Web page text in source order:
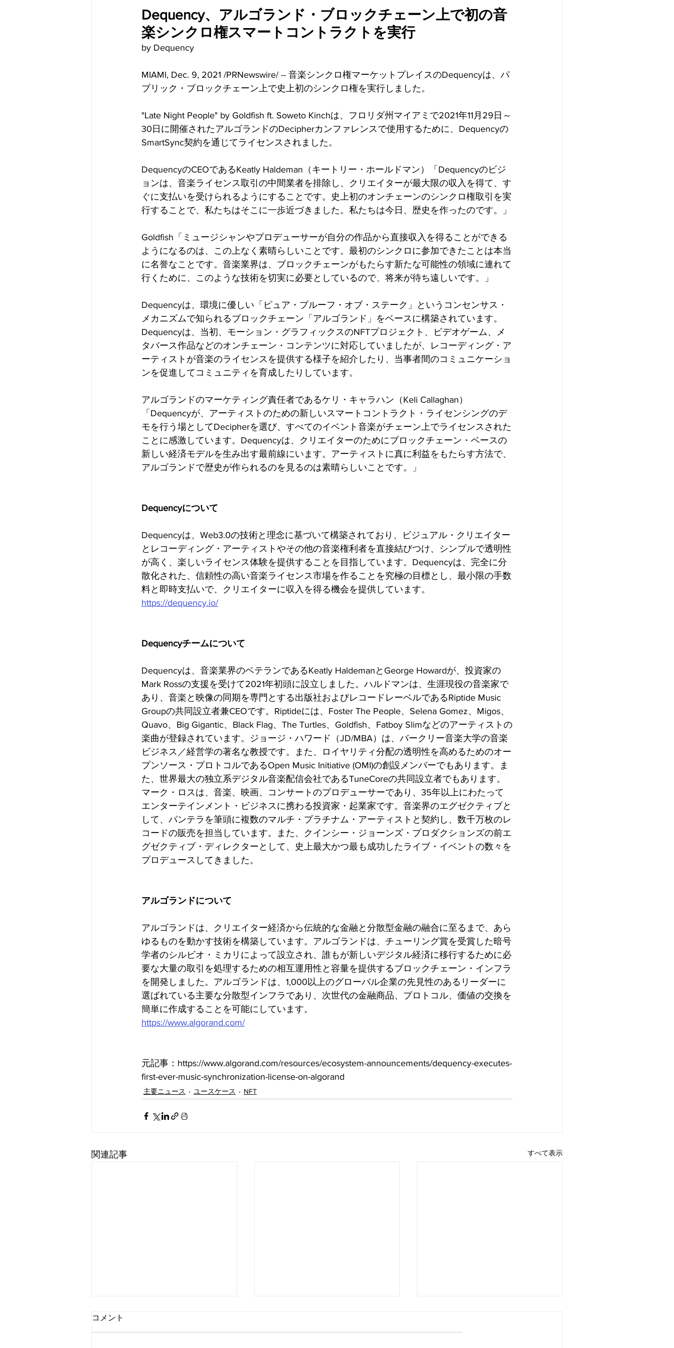
Dequency、アルゴランド・ブロックチェーン上で初の音
楽シンクロ権スマートコントラクトを実行
by Dequency
MIAMI, Dec. 9, 2021 /PRNewswire/ -- 音楽シンクロ権マーケットプレイスのDequencyは、パ
ブリック・ブロックチェーン上で史上初のシンクロ権を実行しました。
"Late Night People" by Goldfish ft. Soweto Kinchは、フロリダ州マイアミで2021年11月29日～
30日に開催されたアルゴランドのDecipherカンファレンスで使用するために、Dequencyの
SmartSync契約を通じてライセンスされました。
DequencyのCEOであるKeatly Haldeman（キートリー・ホールドマン）「Dequencyのビジ
ョンは、音楽ライセンス取引の中間業者を排除し、クリエイターが最大限の収入を得て、す
ぐに支払いを受けられるようにすることです。史上初のオンチェーンのシンクロ権取引を実
行することで、私たちはそこに一歩近づきました。私たちは今日、歴史を作ったのです。」
Goldfish「ミュージシャンやプロデューサーが自分の作品から直接収入を得ることができる
ようになるのは、この上なく素晴らしいことです。最初のシンクロに参加できたことは本当
に名誉なことです。音楽業界は、ブロックチェーンがもたらす新たな可能性の領域に連れて
行くために、このような技術を切実に必要としているので、将来が待ち遠しいです。」
Dequencyは、環境に優しい「ピュア・プルーフ・オブ・ステーク」というコンセンサス・
メカニズムで知られるブロックチェーン「アルゴランド」をベースに構築されています。
Dequencyは、当初、モーション・グラフィックスのNFTプロジェクト、ビデオゲーム、メ
タバース作品などのオンチェーン・コンテンツに対応していましたが、レコーディング・ア
ーティストが音楽のライセンスを提供する様子を紹介したり、当事者間のコミュニケーショ
ンを促進してコミュニティを育成したりしています。
アルゴランドのマーケティング責任者であるケリ・キャラハン（Keli Callaghan）
「Dequencyが、アーティストのための新しいスマートコントラクト・ライセンシングのデ
モを行う場としてDecipherを選び、すべてのイベント音楽がチェーン上でライセンスされた
ことに感激しています。Dequencyは、クリエイターのためにブロックチェーン・ベースの
新しい経済モデルを生み出す最前線にいます。アーティストに真に利益をもたらす方法で、
アルゴランドで歴史が作られるのを見るのは素晴らしいことです。」
Dequencyについて
Dequencyは、Web3.0の技術と理念に基づいて構築されており、ビジュアル・クリエイター
とレコーディング・アーティストやその他の音楽権利者を直接結びつけ、シンプルで透明性
が高く、楽しいライセンス体験を提供することを目指しています。Dequencyは、完全に分
散化された、信頼性の高い音楽ライセンス市場を作ることを究極の目標とし、最小限の手数
料と即時支払いで、クリエイターに収入を得る機会を提供しています。
https://dequency.io/
Dequencyチームについて
Dequencyは、音楽業界のベテランであるKeatly HaldemanとGeorge Howardが、投資家の
Mark Rossの支援を受けて2021年初頭に設立しました。ハルドマンは、生涯現役の音楽家で
あり、音楽と映像の同期を専門とする出版社およびレコードレーベルであるRiptide Music
Groupの共同設立者兼CEOです。Riptideには、Foster The People、Selena Gomez、Migos、
Quavo、Big Gigantic、Black Flag、The Turtles、Goldfish、Fatboy Slimなどのアーティストの
楽曲が登録されています。ジョージ・ハワード（JD/MBA）は、バークリー音楽大学の音楽
ビジネス／経営学の著名な教授です。また、ロイヤリティ分配の透明性を高めるためのオー
プンソース・プロトコルであるOpen Music Initiative (OMI)の創設メンバーでもあります。ま
た、世界最大の独立系デジタル音楽配信会社であるTuneCoreの共同設立者でもあります。
マーク・ロスは、音楽、映画、コンサートのプロデューサーであり、35年以上にわたって
エンターテインメント・ビジネスに携わる投資家・起業家です。音楽界のエグゼクティブと
して、パンテラを筆頭に複数のマルチ・プラチナム・アーティストと契約し、数千万枚のレ
コードの販売を担当しています。また、クインシー・ジョーンズ・プロダクションズの前エ
グゼクティブ・ディレクターとして、史上最大かつ最も成功したライブ・イベントの数々を
プロデュースしてきました。
アルゴランドについて
アルゴランドは、クリエイター経済から伝統的な金融と分散型金融の融合に至るまで、あら
ゆるものを動かす技術を構築しています。アルゴランドは、チューリング賞を受賞した暗号
学者のシルビオ・ミカリによって設立され、誰もが新しいデジタル経済に移行するために必
要な大量の取引を処理するための相互運用性と容量を提供するブロックチェーン・インフラ
を開発しました。アルゴランドは、1,000以上のグローバル企業の先見性のあるリーダーに
選ばれている主要な分散型インフラであり、次世代の金融商品、プロトコル、価値の交換を
簡単に作成することを可能にしています。
https://www.algorand.com/
元記事：https://www.algorand.com/resources/ecosystem-announcements/dequency-executes-
first-ever-music-synchronization-license-on-algorand
主要ニュース ユースケース NFT
関連記事 すべて表示
コメント